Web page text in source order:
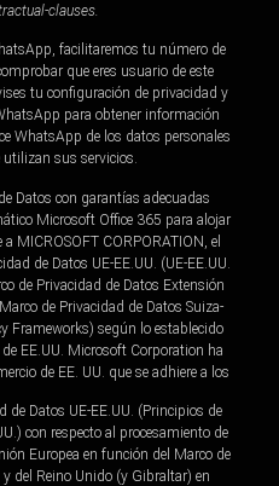
clauses.
facilitaremos tu número de
que eres usuario de este
tu configuración de privacidad y
para obtener información
WhatsApp de los datos personales
utilizan sus servicios.
Datos con garantías adecuadas
Microsoft Office 365 para alojar
MICROSOFT CORPORATION, el
de Datos UE-EE.UU. (UE-EE.UU.
de Privacidad de Datos Extensión
de Privacidad de Datos Suiza-
Frameworks) según lo establecido
EE.UU. Microsoft Corporation ha
de EE. UU. que se adhiere a los
de Datos UE-EE.UU. (Principios de
con respecto al procesamiento de
Europea en función del Marco de
y del Reino Unido (y Gibraltar) en